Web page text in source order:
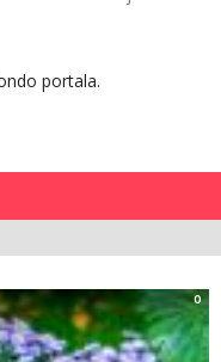
portala.
0